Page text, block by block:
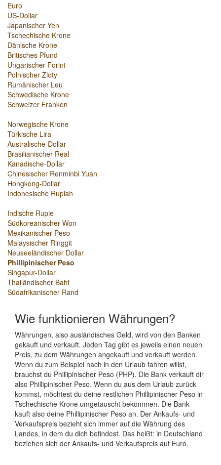
Euro
US-Dollar
Japanischer Yen
Tschechische Krone
Dänische Krone
Britisches Pfund
Ungarischer Forint
Polnischer Zloty
Rumänischer Leu
Schwedische Krone
Schweizer Franken
Norwegische Krone
Türkische Lira
Australische-Dollar
Brasilianischer Real
Kanadische-Dollar
Chinesischer Renminbi Yuan
Hongkong-Dollar
Indonesische Rupiah
Indische Rupie
Südkoreanischer Won
Mexikanischer Peso
Malaysischer Ringgit
Neuseeländischer Dollar
Phillipinischer Peso
Singapur-Dollar
Thailändischer Baht
Südafrikanischer Rand
Wie funktionieren Währungen?
Währungen, also ausländisches Geld, wird von den Banken
gekauft und verkauft. Jeden Tag gibt es jeweils einen neuen
Preis, zu dem Währungen angekauft und verkauft werden.
Wenn du zum Beispiel nach in den Urlaub fahren willst,
brauchst du Phillipinischer Peso (PHP). Die Bank verkauft dir
also Phillipinischer Peso. Wenn du aus dem Urlaub zurück
kommst, möchtest du deine restlichen Phillipinischer Peso in
Tschechische Krone umgetauscht bekommen. Die Bank
kauft also deine Phillipinischer Peso an. Der Ankaufs- und
Verkaufspreis bezieht sich immer auf die Währung des
Landes, in dem du dich befindest. Das heißt: in Deutschland
beziehen sich der Ankaufs- und Verkaufspreis auf Euro.